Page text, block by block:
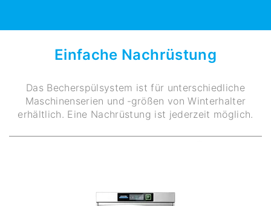
Einfache Nachrüstung
Das Becherspülsystem ist für unterschiedliche
Maschinenserien und ­­­‑größen von Winterhalter
erhältlich. Eine Nachrüstung ist jederzeit möglich.